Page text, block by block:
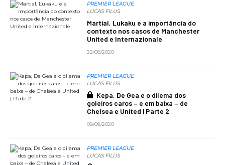
PREMIER LEAGUE
LUCAS FILUS
Martial, Lukaku e a importância do
contexto nos casos de Manchester
United e Internazionale
22/08/2020
PREMIER LEAGUE
LUCAS FILUS
Kepa, De Gea e o dilema dos
goleiros caros – e em baixa – de
Chelsea e United | Parte 2
08/08/2020
PREMIER LEAGUE
LUCAS FILUS